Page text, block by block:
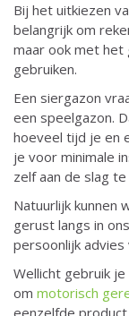
Bij het uitkiezen
belangrijk om
maar ook met het
gebruiken.
Een siergazon
een speelgazon.
hoeveel tijd je en
je voor minimale
zelf aan de slag te
Natuurlijk kunnen
gerust langs in ons
persoonlijk
Wellicht gebruik
om motorisch
eenzelfde